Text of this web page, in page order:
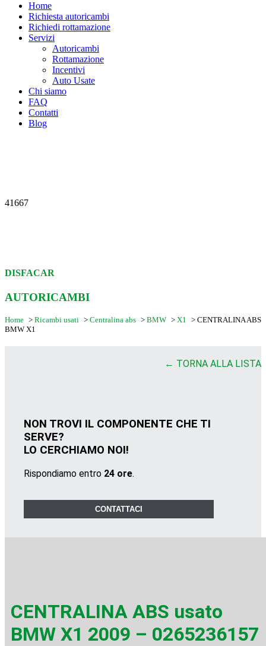
Home
Richiesta autoricambi
Richiedi rottamazione
Servizi
Autoricambi
Rottamazione
Incentivi
Auto Usate
Chi siamo
FAQ
Contatti
Blog
41667
DISFACAR
AUTORICAMBI
Home > Ricambi usati > Centralina abs > BMW > X1 > CENTRALINA ABS
BMW X1
← TORNA ALLA LISTA
NON TROVI IL COMPONENTE CHE TI
SERVE?
LO CERCHIAMO NOI!
Rispondiamo entro 24 ore.
CONTATTACI
CENTRALINA ABS usato
BMW X1 2009 – 0265236157